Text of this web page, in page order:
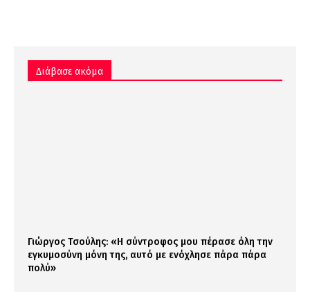
Διάβασε ακόμα
Γιώργος Τσούλης: «Η σύντροφος μου πέρασε όλη την
εγκυμοσύνη μόνη της, αυτό με ενόχλησε πάρα πάρα
πολύ»